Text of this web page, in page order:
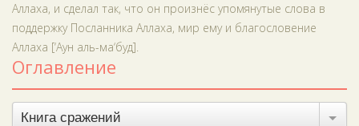
Аллаха, и сделал так, что он произнёс упомянутые слова в
поддержку Посланника Аллаха, мир ему и благословение
Аллаха [‘Аун аль-ма‘буд].
Оглавление
Книга сражений